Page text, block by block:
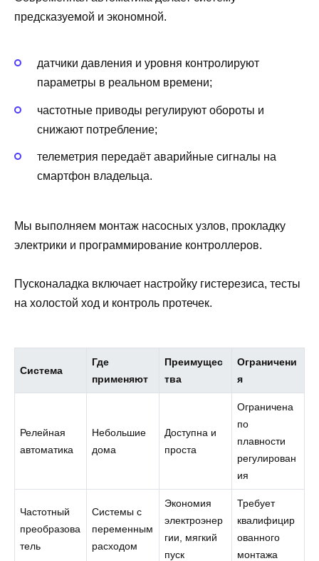
предсказуемой и экономной.
датчики давления и уровня контролируют
параметры в реальном времени;
частотные приводы регулируют обороты и
снижают потребление;
телеметрия передаёт аварийные сигналы на
смартфон владельца.
Мы выполняем монтаж насосных узлов, прокладку
электрики и программирование контроллеров.
Пусконаладка включает настройку гистерезиса, тесты
на холостой ход и контроль протечек.
Система
Где
применяют
Преимущес
тва
Ограничени
я
Релейная
автоматика
Небольшие
дома
Доступна и
проста
Ограничена
по
плавности
регулирован
ия
Частотный
преобразова
тель
Системы с
переменным
расходом
Экономия
электроэнер
гии, мягкий
пуск
Требует
квалифицир
ованного
монтажа